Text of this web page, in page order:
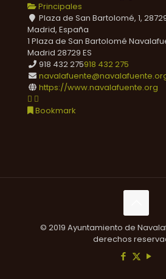
Principales
Plaza de San Bartolomé, 1,
Madrid, España
1 Plaza de San Bartolomé
Madrid 28729 ES
918 432 275918 432 275
https://www.navalafuente.org
Bookmark
© 2019 Ayuntamiento de
derechos